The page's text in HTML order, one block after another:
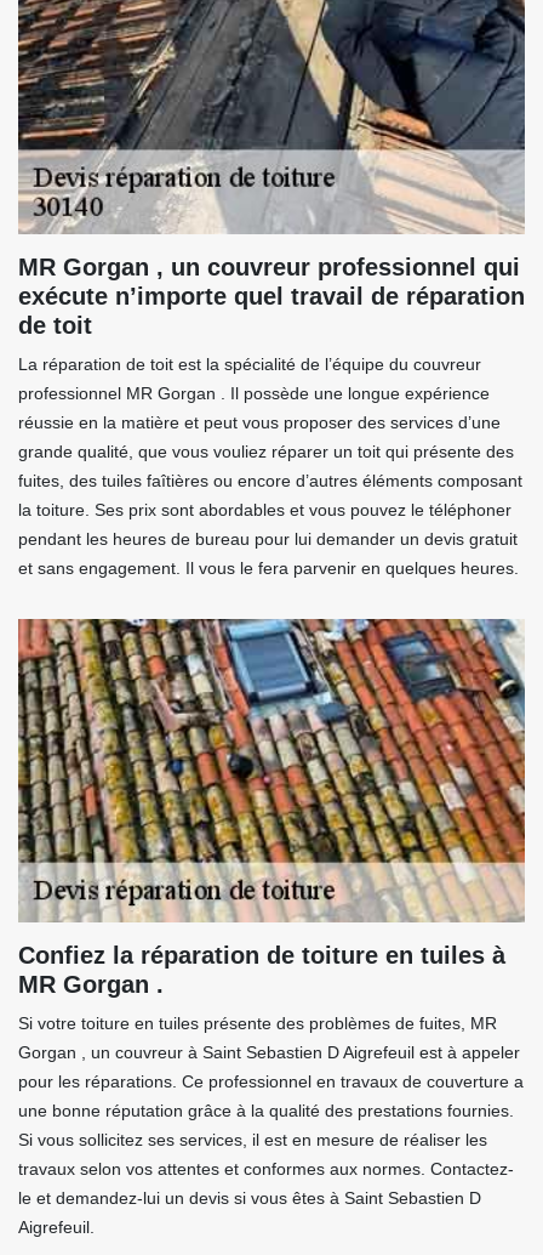
MR Gorgan , un couvreur professionnel qui
exécute n’importe quel travail de réparation
de toit
La réparation de toit est la spécialité de l’équipe du couvreur
professionnel MR Gorgan . Il possède une longue expérience
réussie en la matière et peut vous proposer des services d’une
grande qualité, que vous vouliez réparer un toit qui présente des
fuites, des tuiles faîtières ou encore d’autres éléments composant
la toiture. Ses prix sont abordables et vous pouvez le téléphoner
pendant les heures de bureau pour lui demander un devis gratuit
et sans engagement. Il vous le fera parvenir en quelques heures.
Confiez la réparation de toiture en tuiles à
MR Gorgan .
Si votre toiture en tuiles présente des problèmes de fuites, MR
Gorgan , un couvreur à Saint Sebastien D Aigrefeuil est à appeler
pour les réparations. Ce professionnel en travaux de couverture a
une bonne réputation grâce à la qualité des prestations fournies.
Si vous sollicitez ses services, il est en mesure de réaliser les
travaux selon vos attentes et conformes aux normes. Contactez-
le et demandez-lui un devis si vous êtes à Saint Sebastien D
Aigrefeuil.